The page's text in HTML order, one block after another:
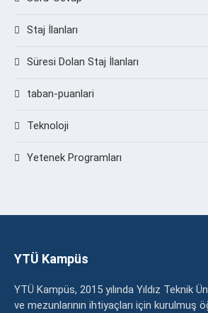
Staj İlanları
Süresi Dolan Staj İlanları
taban-puanlari
Teknoloji
Yetenek Programları
YTÜ Kampüs
YTÜ Kampüs, 2015 yılında Yıldız Teknik
ve mezunlarının ihtiyaçları için kurulmuş